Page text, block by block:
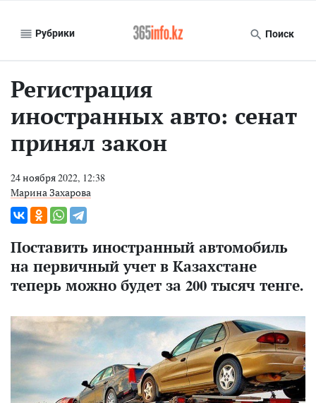
Рубрики Поиск
Регистрация
иностранных авто: сенат
принял закон
24 ноября 2022, 12:38
Марина Захарова
Поставить иностранный автомобиль
на первичный учет в Казахстане
теперь можно будет за 200 тысяч тенге.